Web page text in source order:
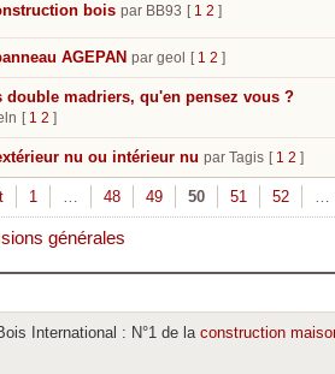
bois par BB93 [ 1 2 ]
AGEPAN par geol [ 1 2 ]
double madriers, qu'en pensez vous ?
[ 1 2 ]
nu ou intérieur nu par Tagis [ 1 2 ]
1 … 48 49 50 51 52 …
générales
International : N°1 de la construction